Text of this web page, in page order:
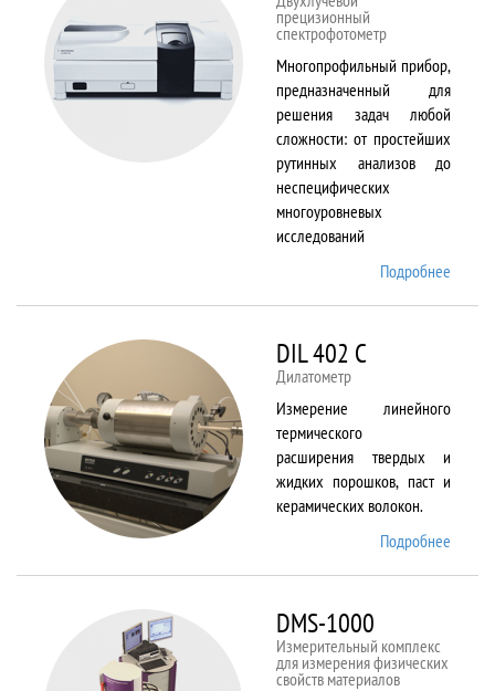
прецизионный
спектрофотометр
Многопрофильный прибор,
предназначенный для
решения задач любой
сложности: от простейших
рутинных анализов до
неспецифических
многоуровневых
исследований
Подробнее
DIL 402 C
Дилатометр
Измерение линейного
термического
расширения твердых и
жидких порошков, паст и
керамических волокон.
Подробнее
DMS-1000
Измерительный комплекс
для измерения физических
свойств материалов